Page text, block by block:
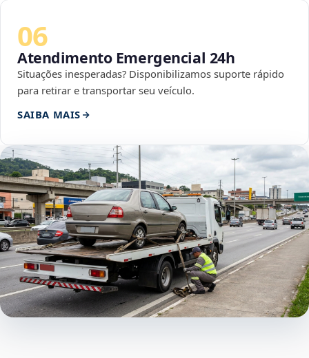
06
Atendimento Emergencial 24h
Situações inesperadas? Disponibilizamos suporte rápido
para retirar e transportar seu veículo.
SAIBA MAIS